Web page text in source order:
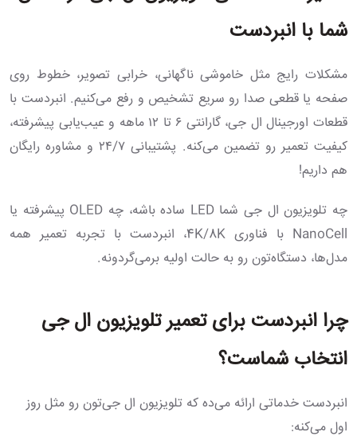
شما با انبردست
مشکلات رایج مثل خاموشی ناگهانی، خرابی تصویر، خطوط روی
صفحه یا قطعی صدا رو سریع تشخیص و رفع می‌کنیم. انبردست با
قطعات اورجینال ال جی، گارانتی ۶ تا ۱۲ ماهه و عیب‌یابی پیشرفته،
کیفیت تعمیر رو تضمین می‌کنه. پشتیبانی ۲۴/۷ و مشاوره رایگان
هم داریم!
چه تلویزیون ال جی شما LED ساده باشه، چه OLED پیشرفته یا
NanoCell با فناوری 4K/8K، انبردست با تجربه تعمیر همه
مدل‌ها، دستگاه‌تون رو به حالت اولیه برمی‌گردونه.
چرا انبردست برای تعمیر تلویزیون ال جی
انتخاب شماست؟
انبردست خدماتی ارائه می‌ده که تلویزیون ال جی‌تون رو مثل روز
اول می‌کنه: